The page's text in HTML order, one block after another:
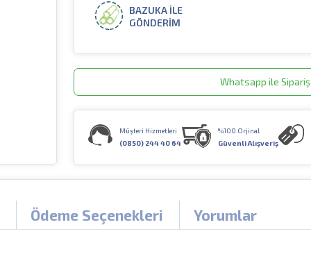
BAZUKA İLE
GÖNDERİM
Whatsapp ile Sipariş
Müşteri Hizmetleri
(0850) 244 40 64
%100 Orjinal
Güvenli Alışveriş
Ödeme Seçenekleri Yorumlar